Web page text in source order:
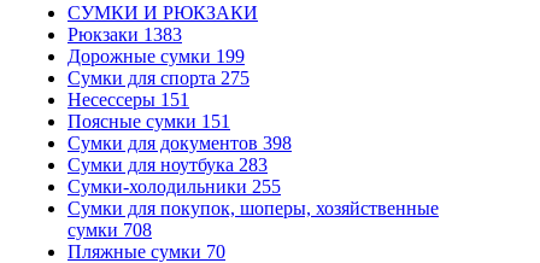
СУМКИ И РЮКЗАКИ
Рюкзаки 1383
Дорожные сумки 199
Сумки для спорта 275
Несессеры 151
Поясные сумки 151
Сумки для документов 398
Сумки для ноутбука 283
Сумки-холодильники 255
Сумки для покупок, шоперы, хозяйственные
сумки 708
Пляжные сумки 70